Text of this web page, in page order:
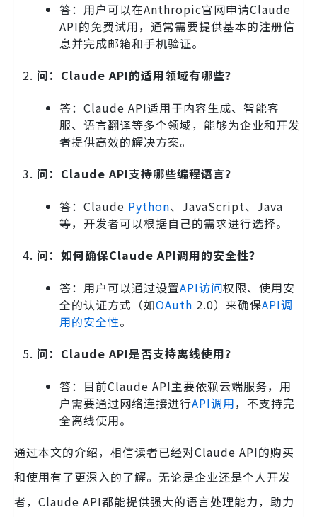
答：用户可以在Anthropic官网申请Claude
API的免费试用，通常需要提供基本的注册信
息并完成邮箱和手机验证。
问：Claude API的适用领域有哪些？
答：Claude API适用于内容生成、智能客
服、语言翻译等多个领域，能够为企业和开发
者提供高效的解决方案。
问：Claude API支持哪些编程语言？
答：Claude Python、JavaScript、Java
等，开发者可以根据自己的需求进行选择。
问：如何确保Claude API调用的安全性？
答：用户可以通过设置API访问权限、使用安
全的认证方式（如OAuth 2.0）来确保API调
用的安全性。
问：Claude API是否支持离线使用？
答：目前Claude API主要依赖云端服务，用
户需要通过网络连接进行API调用，不支持完
全离线使用。
通过本文的介绍，相信读者已经对Claude API的购买
和使用有了更深入的了解。无论是企业还是个人开发
者，Claude API都能提供强大的语言处理能力，助力